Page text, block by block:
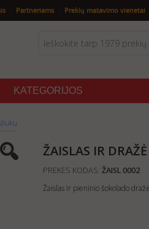
Partneriams Prekių matavimo vienetai
KATEGORIJOS
ŽAISLAS IR
PREKĖS KODAS: ŽAISL 0002
Žaislas ir pieninio šokolado